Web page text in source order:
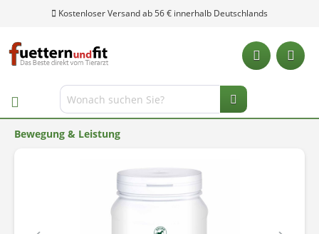
Kostenloser Versand ab 56 € innerhalb Deutschlands
Bewegung & Leistung